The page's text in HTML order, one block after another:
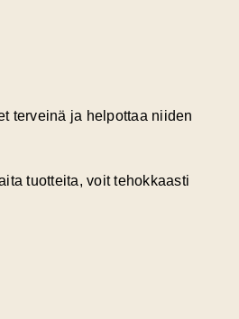
terveinä ja helpottaa niiden
tuotteita, voit tehokkaasti